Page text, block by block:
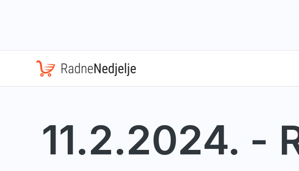
11.2.2024. -